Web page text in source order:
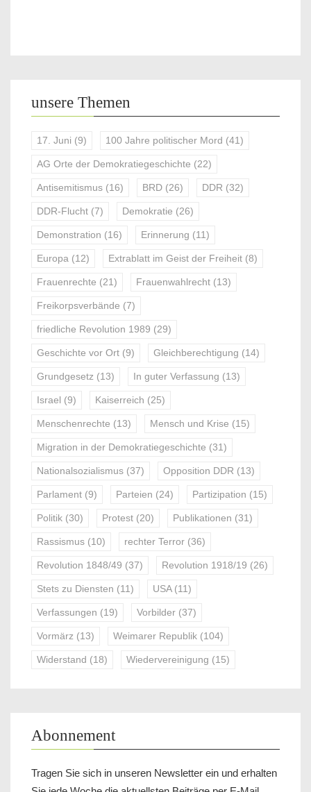
unsere Themen
17. Juni (9) 100 Jahre politischer Mord (41)
AG Orte der Demokratiegeschichte (22)
Antisemitismus (16) BRD (26) DDR (32)
DDR-Flucht (7) Demokratie (26)
Demonstration (16) Erinnerung (11)
Europa (12) Extrablatt im Geist der Freiheit (8)
Frauenrechte (21) Frauenwahlrecht (13)
Freikorpsverbände (7)
friedliche Revolution 1989 (29)
Geschichte vor Ort (9) Gleichberechtigung (14)
Grundgesetz (13) In guter Verfassung (13)
Israel (9) Kaiserreich (25)
Menschenrechte (13) Mensch und Krise (15)
Migration in der Demokratiegeschichte (31)
Nationalsozialismus (37) Opposition DDR (13)
Parlament (9) Parteien (24) Partizipation (15)
Politik (30) Protest (20) Publikationen (31)
Rassismus (10) rechter Terror (36)
Revolution 1848/49 (37) Revolution 1918/19 (26)
Stets zu Diensten (11) USA(11)
Verfassungen (19) Vorbilder (37)
Vormärz (13) Weimarer Republik (104)
Widerstand (18) Wiedervereinigung (15)
Abonnement
Tragen Sie sich in unseren Newsletter ein und erhalten